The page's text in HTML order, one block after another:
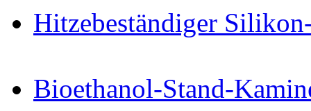
Hitzebeständiger
Bioethanol-Stand-